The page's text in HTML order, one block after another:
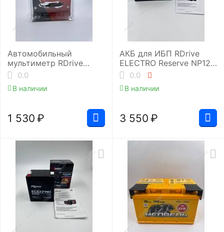
Автомобильный
мультиметр RDrive
StartEasy T1
0.0
В наличии
1 530 ₽
АКБ для ИБП RDrive
ELECTRO Reserve NP12-
12 (RBC6)
0.0
В наличии
3 550 ₽